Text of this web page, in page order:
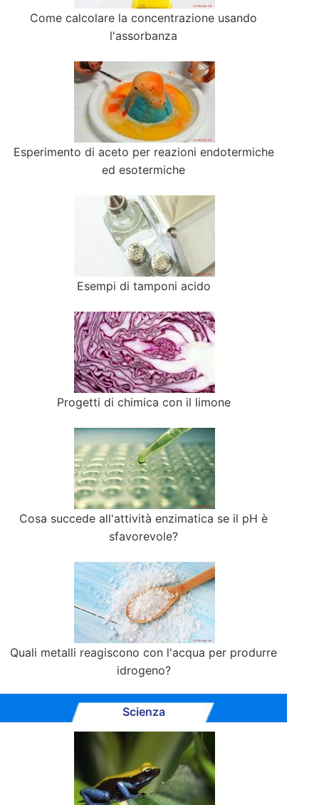
Come calcolare la concentrazione usando
l'assorbanza
Esperimento di aceto per reazioni endotermiche
ed esotermiche
Esempi di tamponi acido
Progetti di chimica con il limone
Cosa succede all'attività enzimatica se il pH è
sfavorevole?
Quali metalli reagiscono con l'acqua per produrre
idrogeno?
Scienza